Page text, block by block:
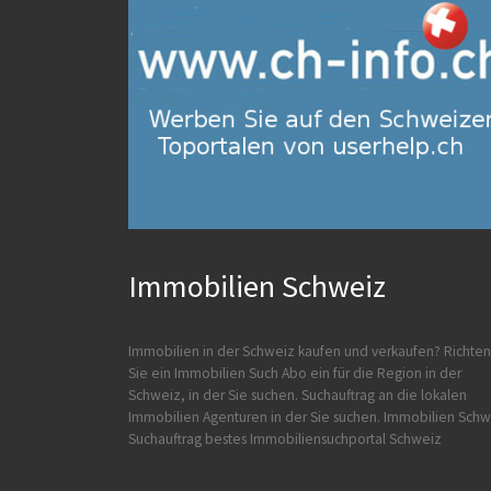
Immobilien Schweiz
Immobilien in der Schweiz kaufen und verkaufen? Richten
Sie ein Immobilien Such Abo ein für die Region in der
Schweiz, in der Sie suchen. Suchauftrag an die lokalen
Immobilien Agenturen in der Sie suchen. Immobilien
Suchauftrag bestes Immobiliensuchportal Schweiz